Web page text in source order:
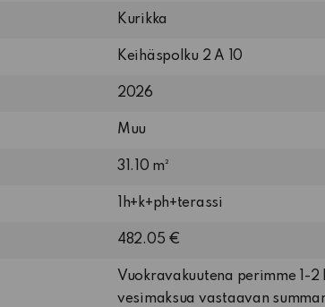
Kurikka
Keihäspolku 2 A 10
2026
Muu
31.10 m²
1h+k+ph+terassi
482.05 €
Vuokravakuutena perimme 1-2
vesimaksua vastaavan